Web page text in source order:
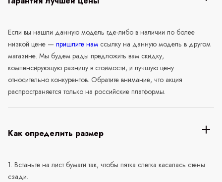
Если вы нашли данную модель где-либо в наличии по более
низкой цене — пришлите нам ссылку на данную модель в другом
магазине. Мы будем рады предложить вам скидку,
компенсирующую разницу в стоимости, и лучшую цену
относительно конкурентов. Обратите внимание, что акция
распространяется только на российские платформы.
Как определить размер
1. Встаньте на лист бумаги так, чтобы пятка слегка касалась стены
сзади.